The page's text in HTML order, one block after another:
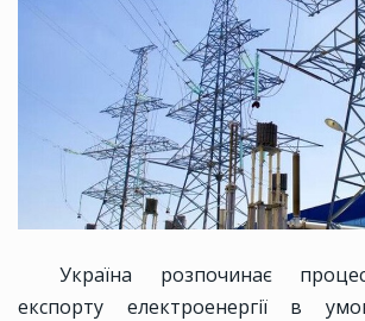
Україна розпочинає
експорту електроенергії в